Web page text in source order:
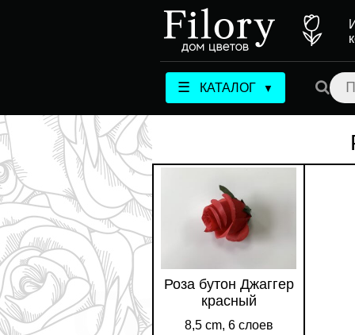
☰ КАТАЛОГ ▼
Роза бутон Джаггер
красный
8,5 cm, 6 слоев